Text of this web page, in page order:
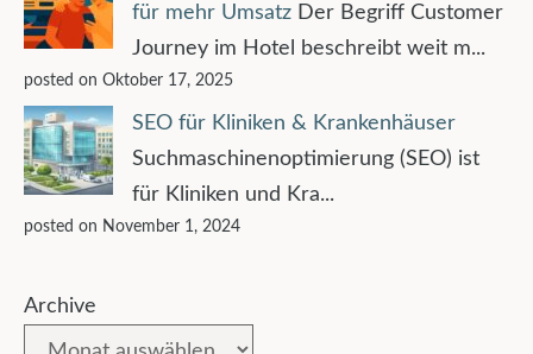
für mehr Umsatz Der Begriff Customer
Journey im Hotel beschreibt weit m...
posted on Oktober 17, 2025
SEO für Kliniken & Krankenhäuser
Suchmaschinenoptimierung (SEO) ist
für Kliniken und Kra...
posted on November 1, 2024
Archive